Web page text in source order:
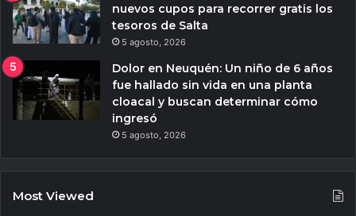
nuevos cupos para recorrer gratis los
tesoros de Salta
5 agosto, 2026
Dolor en Neuquén: Un niño de 6 años
fue hallado sin vida en una planta
cloacal y buscan determinar cómo
ingresó
5 agosto, 2026
Most Viewed